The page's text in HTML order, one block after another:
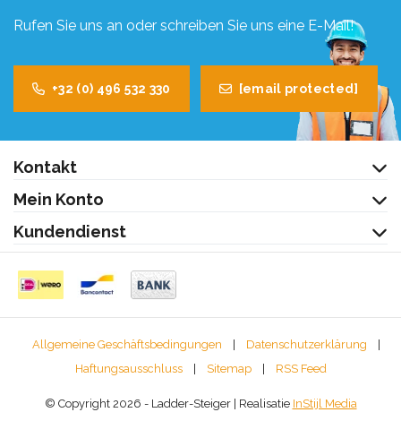
Rufen Sie uns an oder schreiben Sie uns eine E-Mail!
+32 (0) 496 532 330 [email protected]
Kontakt
Mein Konto
Kundendienst
Allgemeine Geschäftsbedingungen Datenschutzerklärung
Haftungsausschluss
Sitemap RSS Feed
© Copyright 2026 - Ladder-Steiger | Realisatie InStijl Media